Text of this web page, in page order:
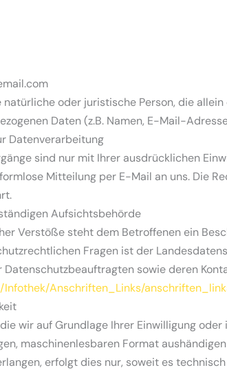
oder juristische Person, die
Daten (z.B. Namen, E-Mail-
Datenverarbeitung
sind nur mit Ihrer ausdrücklichen
Mitteilung per E-Mail an uns. Die
Aufsichtsbehörde
Verstöße steht dem Betroffenen ein
Fragen ist der
Datenschutzbeauftragten sowie deren
Infothek/Anschriften_Links/
wir auf Grundlage Ihrer Einwilligung
maschinenlesbaren Format
erfolgt dies nur, soweit es